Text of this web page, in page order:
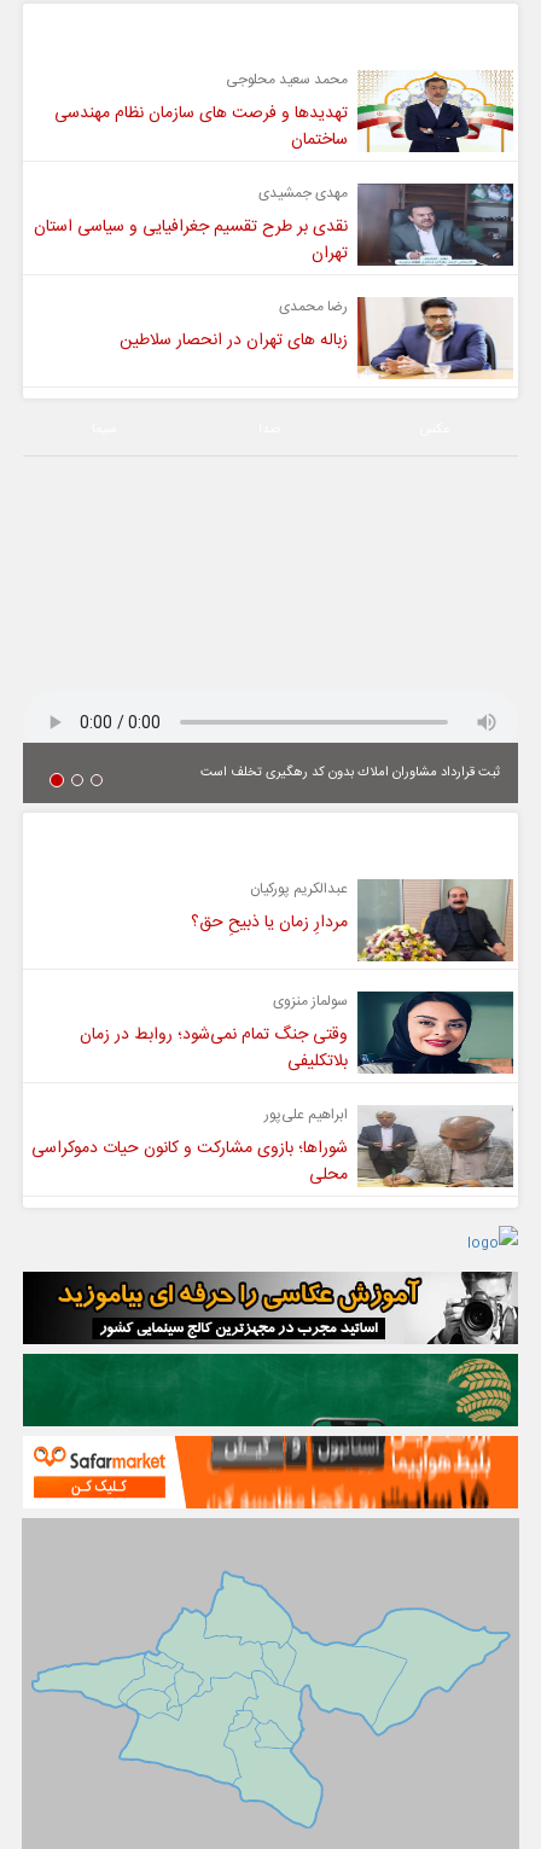
محمد سعید محلوجی
تهدیدها و فرصت های سازمان نظام مهندسی
ساختمان
مهدی جمشیدی
نقدی بر طرح تقسیم جغرافیایی و سیاسی استان
تهران
رضا محمدی
زباله های تهران در انحصار سلاطین
ثبت قرارداد مشاوران املاك بدون كد رهگیری تخلف است
عبدالکریم پورکیان
مردارِ زمان یا ذبیحِ حق؟
سولماز منزوی
وقتی جنگ تمام نمی‌شود؛ روابط در زمان
بلاتکلیفی
ابراهیم علی‌پور
شوراها؛ بازوی مشارکت و کانون حیات دموکراسی
محلی